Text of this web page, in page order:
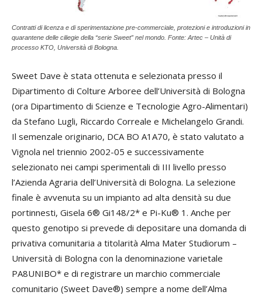
Contratti di licenza e di sperimentazione pre-commerciale, protezioni e introduzioni in
quarantene delle ciliegie della “serie Sweet” nel mondo. Fonte: Artec – Unità di
processo KTO, Università di Bologna.
Sweet Dave è stata ottenuta e selezionata presso il
Dipartimento di Colture Arboree dell’Università di Bologna
(ora Dipartimento di Scienze e Tecnologie Agro-Alimentari)
da Stefano Lugli, Riccardo Correale e Michelangelo Grandi.
Il semenzale originario, DCA BO A1A70, è stato valutato a
Vignola nel triennio 2002-05 e successivamente
selezionato nei campi sperimentali di III livello presso
l’Azienda Agraria dell’Università di Bologna. La selezione
finale è avvenuta su un impianto ad alta densità su due
portinnesti, Gisela 6® Gi148/2* e Pi-Ku® 1. Anche per
questo genotipo si prevede di depositare una domanda di
privativa comunitaria a titolarità Alma Mater Studiorum –
Università di Bologna con la denominazione varietale
PA8UNIBO* e di registrare un marchio commerciale
comunitario (Sweet Dave®) sempre a nome dell’Alma